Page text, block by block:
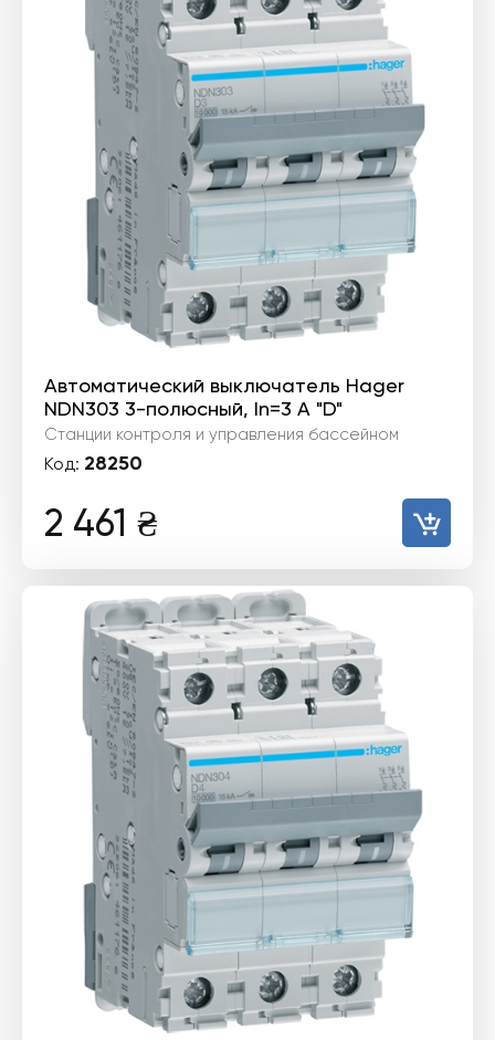
Автоматический выключатель Hager
NDN303 3-полюсный, In=3 А "D"
Станции контроля и управления бассейном
Код: 28250
2 461 ₴